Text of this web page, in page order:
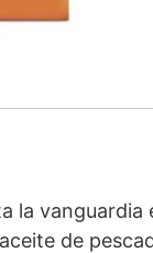
la vanguardia
de